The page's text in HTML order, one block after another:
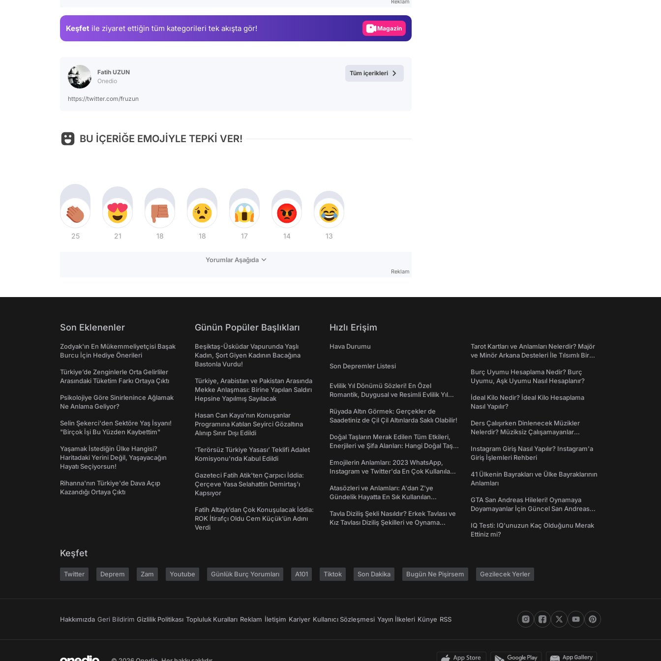
Reklam
Keşfet ile ziyaret ettiğin tüm kategorileri tek akışta gör! Magazin
Fatih UZUN
Onedio
https://twitter.com/fruzun
Tüm içerikleri
BU İÇERİĞE EMOJİYLE TEPKİ VER!
25 21 18 18 17 14 13
Yorumlar Aşağıda
Reklam
Son Eklenenler
Zodyak'ın En Mükemmeliyetçisi Başak
Burcu İçin Hediye Önerileri
Türkiye’de Zenginlerle Orta Gelirliler
Arasındaki Tüketim Farkı Ortaya Çıktı
Psikolojiye Göre Sinirlenince Ağlamak
Ne Anlama Geliyor?
Selin Şekerci'den Sektöre Yaş İsyanı!
"Birçok İşi Bu Yüzden Kaybettim"
Yaşamak İstediğin Ülke Hangisi?
Haritadaki Yerini Değil, Yaşayacağın
Hayatı Seçiyorsun!
Rihanna'nın Türkiye'de Dava Açıp
Kazandığı Ortaya Çıktı
Günün Popüler Başlıkları
Beşiktaş-Üsküdar Vapurunda Yaşlı
Kadın, Şort Giyen Kadının Bacağına
Bastonla Vurdu!
Türkiye, Arabistan ve Pakistan Arasında
Mekke Anlaşması: Birine Yapılan Saldırı
Hepsine Yapılmış Sayılacak
Hasan Can Kaya’nın Konuşanlar
Programına Katılan Seyirci Gözaltına
Alınıp Sınır Dışı Edildi
‘Terörsüz Türkiye Yasası’ Teklifi Adalet
Komisyonu'nda Kabul Edildi
Gazeteci Fatih Atik'ten Çarpıcı İddia:
Çerçeve Yasa Selahattin Demirtaş'ı
Kapsıyor
Fatih Altaylı’dan Çok Konuşulacak İddia:
ROK İtirafçı Oldu Cem Küçük’ün Adını
Verdi
Hızlı Erişim
Hava Durumu
Son Depremler Listesi
Evlilik Yıl Dönümü Sözleri! En Özel
Romantik, Duygusal ve Resimli Evlilik Yıl
Rüyada Altın Görmek: Gerçekler de
Saadetiniz de Çil Çil Altınlarda Saklı Olabilir!
Doğal Taşların Merak Edilen Tüm Etkileri,
Enerjileri ve Şifa Alanları: Hangi Doğal Taş
Emojilerin Anlamları: 2023 WhatsApp,
Instagram ve Twitter'da En Çok Kullanılan
Atasözleri ve Anlamları: A'dan Z'ye
Gündelik Hayatta En Sık Kullanılan
Tavla Diziliş Şekli Nasıldır? Erkek Tavlası ve
Kız Tavlası Diziliş Şekilleri ve Oynama
Tarot Kartları ve Anlamları Nelerdir? Majör
ve Minör Arkana Desteleri İle Tılsımlı Bir
Burç Uyumu Hesaplama Nedir? Burç
Uyumu, Aşk Uyumu Nasıl Hesaplanır?
İdeal Kilo Nedir? İdeal Kilo Hesaplama
Nasıl Yapılır?
Ders Çalışırken Dinlenecek Müzikler
Nelerdir? Müziksiz Çalışamayanlar
Instagram Giriş Nasıl Yapılır? Instagram'a
Giriş İşlemleri Rehberi
41 Ülkenin Bayrakları ve Ülke Bayraklarının
Anlamları
GTA San Andreas Hileleri! Oynamaya
Doyamayanlar İçin Güncel San Andreas
IQ Testi: IQ'unuzun Kaç Olduğunu Merak
Ettiniz mi?
Keşfet
Twitter Deprem Zam Youtube Günlük Burç Yorumları A101 Tiktok Son Dakika Bugün Ne Pişirsem Gezilecek Yerler
Hakkımızda Geri Bildirim Gizlilik Politikası Topluluk Kuralları Reklam İletişim Kariyer Kullanıcı Sözleşmesi Yayın İlkeleri Künye RSS